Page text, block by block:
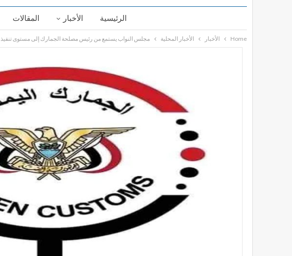
الرئيسية الأخبار المقالات
Home الأخبار الأخبار المحلية مجلس النواب يستمع من رئيس مصلحة الجمارك إلى مستوى تنفيذ